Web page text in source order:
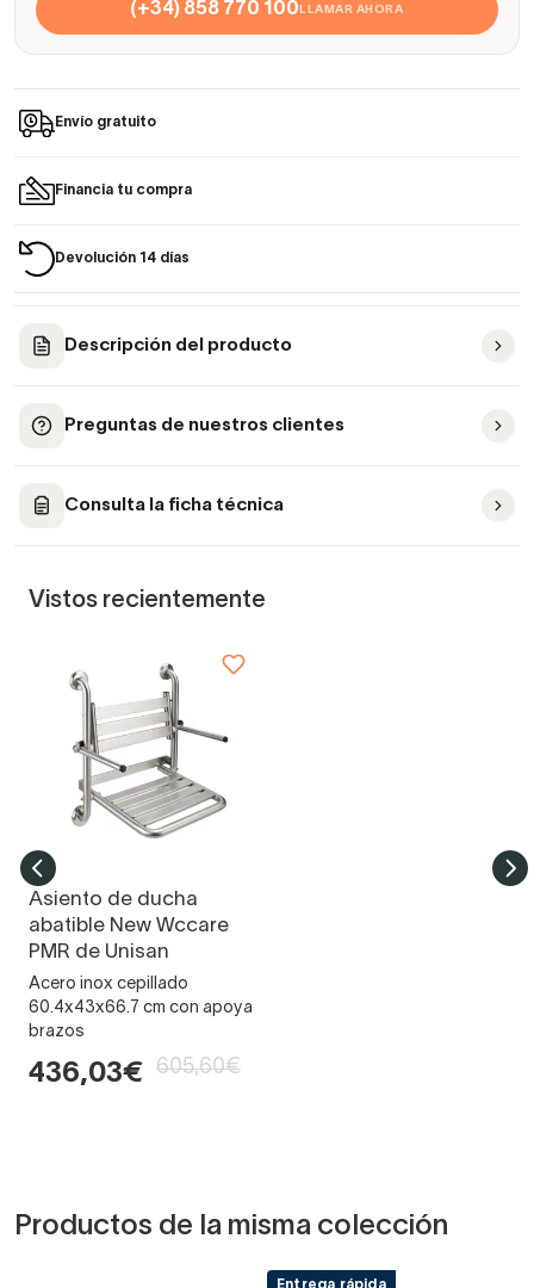
(+34) 858 770 100LLAMAR AHORA
Envío gratuito
Financia tu compra
Devolución 14 días
Descripción del producto
Preguntas de nuestros clientes
Consulta la ficha técnica
Vistos recientemente
Asiento de ducha
abatible New Wccare
PMR de Unisan
Acero inox cepillado
60.4x43x66.7 cm con apoya
brazos
436,03€ 605,60€
Productos de la misma colección